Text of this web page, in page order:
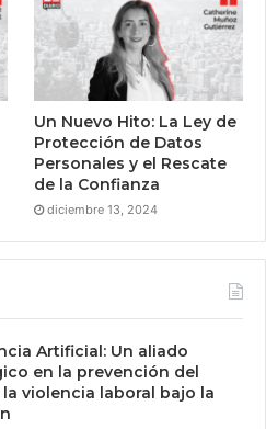
Un Nuevo Hito: La Ley de
Protección de Datos
Personales y el Rescate
de la Confianza
diciembre 13, 2024
Artificial: Un aliado
en la prevención del
violencia laboral bajo la